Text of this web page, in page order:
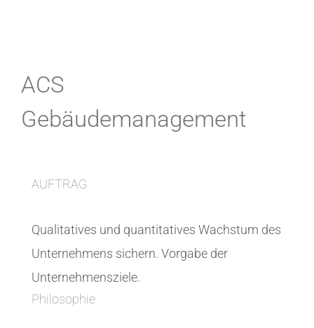
ACS
Gebäudemanagement
AUFTRAG
Qualitatives und quantitatives Wachstum des
Unternehmens sichern. Vorgabe der
Unternehmensziele.
Philosophie